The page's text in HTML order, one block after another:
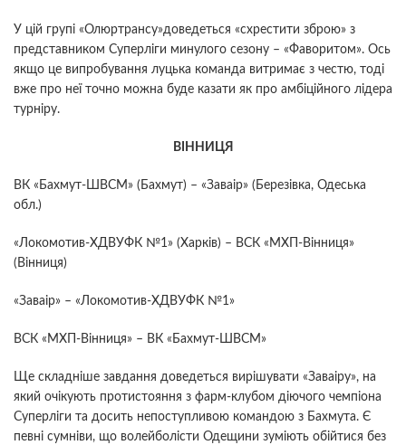
У цій групі «Олюртрансу»доведеться «схрестити зброю» з
представником Суперліги минулого сезону – «Фаворитом». Ось
якщо це випробування луцька команда витримає з честю, тоді
вже про неї точно можна буде казати як про амбіційного лідера
турніру.
ВІННИЦЯ
ВК «Бахмут-ШВСМ» (Бахмут) – «Заваір» (Березівка, Одеська
обл.)
«Локомотив-ХДВУФК №1» (Харків) – ВСК «МХП-Вінниця»
(Вінниця)
«Заваір» – «Локомотив-ХДВУФК №1»
ВСК «МХП-Вінниця» – ВК «Бахмут-ШВСМ»
Ще складніше завдання доведеться вирішувати «Заваіру», на
який очікують протистояння з фарм-клубом діючого чемпіона
Суперліги та досить непоступливою командою з Бахмута. Є
певні сумніви, що волейболісти Одещини зуміють обійтися без